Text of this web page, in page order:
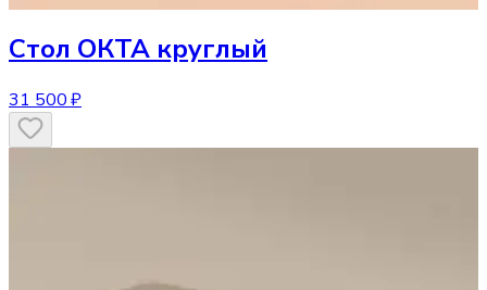
Стол ОКТА круглый
31 500 ₽